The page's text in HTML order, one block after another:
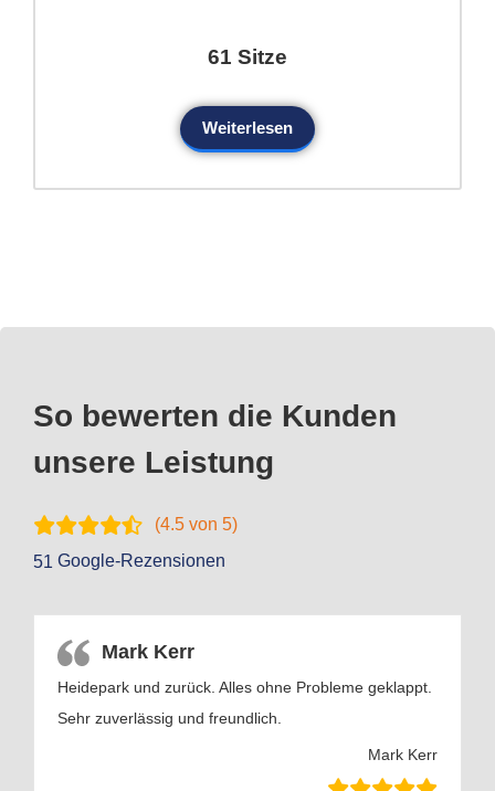
61 Sitze
Weiterlesen
So bewerten die Kunden
unsere Leistung
(4.5 von 5)
51 Google-Rezensionen
Mark Kerr
Heidepark und zurück. Alles ohne Probleme geklappt.
Sehr zuverlässig und freundlich.
Mark Kerr